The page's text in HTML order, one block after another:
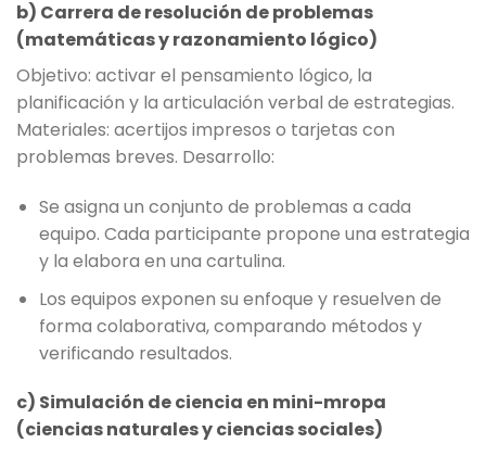
b) Carrera de resolución de problemas
(matemáticas y razonamiento lógico)
Objetivo: activar el pensamiento lógico, la
planificación y la articulación verbal de estrategias.
Materiales: acertijos impresos o tarjetas con
problemas breves. Desarrollo:
Se asigna un conjunto de problemas a cada
equipo. Cada participante propone una estrategia
y la elabora en una cartulina.
Los equipos exponen su enfoque y resuelven de
forma colaborativa, comparando métodos y
verificando resultados.
c) Simulación de ciencia en mini-mropa
(ciencias naturales y ciencias sociales)